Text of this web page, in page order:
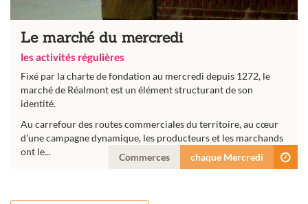
Le marché du mercredi
les activités régulières
Fixé par la charte de fondation au mercredi depuis 1272, le
marché de Réalmont est un élément structurant de son
identité.
Au carrefour des routes commerciales du territoire, au cœur
d'une campagne dynamique, les producteurs et les marchands
ont le...
Commerces chaque Mercredi